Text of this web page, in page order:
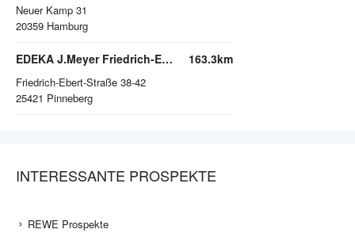
Neuer Kamp 31
20359 Hamburg
EDEKA J.Meyer Friedrich-Ebert-Str. GmbH
Friedrich-Ebert-Straße 38-42
25421 Pinneberg
163.3km
INTERESSANTE PROSPEKTE
REWE Prospekte